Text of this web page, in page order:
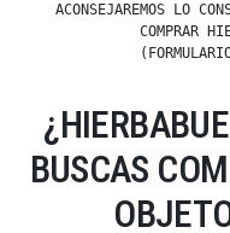
ACONSEJAREMOS LO
COMPRAR
BUSCAS